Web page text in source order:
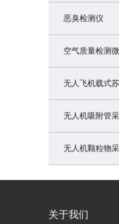
恶臭检测仪
空气质量检测
无人飞机载式
无人机吸附管
无人机颗粒物
关于我们